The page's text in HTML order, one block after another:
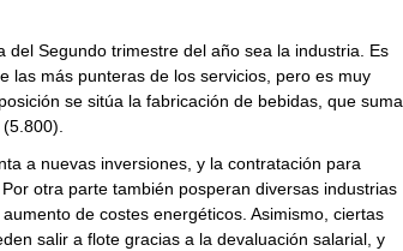
Segundo trimestre del año sea la industria. Es
las más punteras de los servicios, pero es muy
se sitúa la fabricación de bebidas, que suma
a nuevas inversiones, y la contratación para
otra parte también posperan diversas industrias
de costes energéticos. Asimismo, ciertas
salir a flote gracias a la devaluación salarial, y